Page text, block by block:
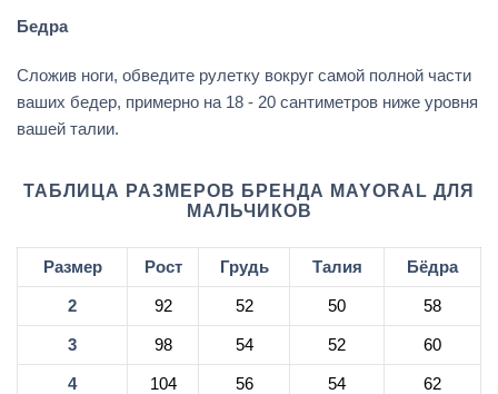
Бедра
Сложив ноги, обведите рулетку вокруг самой полной части
ваших бедер, примерно на 18 - 20 сантиметров ниже уровня
вашей талии.
ТАБЛИЦА РАЗМЕРОВ БРЕНДА MAYORAL ДЛЯ
МАЛЬЧИКОВ
Размер Рост Грудь Талия Бёдра
2 92 52 50 58
3 98 54 52 60
4 104 56 54 62